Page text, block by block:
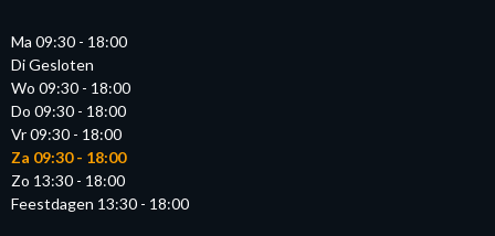
Ma 09:30 - 18:00
Di Gesloten
Wo 09:30 - 18:00
Do 09:30 - 18:00
Vr 09:30 - 18:00
Za 09:30 - 18:00
Zo 13:30 - 18:00
Feestdagen 13:30 - 18:00